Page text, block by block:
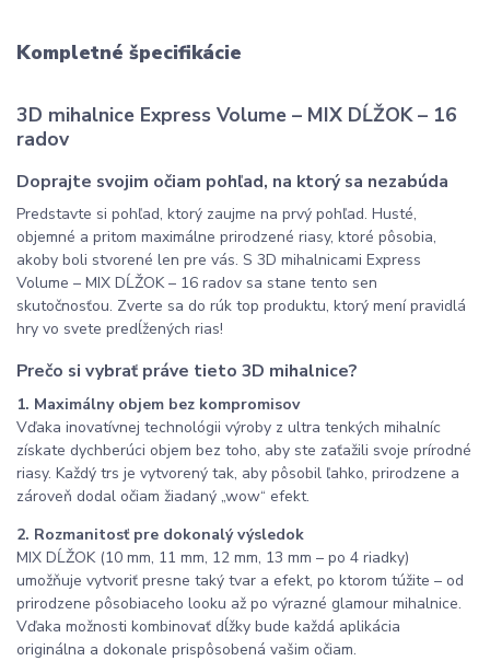
Kompletné špecifikácie
3D mihalnice Express Volume – MIX DĹŽOK – 16
radov
Doprajte svojim očiam pohľad, na ktorý sa nezabúda
Predstavte si pohľad, ktorý zaujme na prvý pohľad. Husté,
objemné a pritom maximálne prirodzené riasy, ktoré pôsobia,
akoby boli stvorené len pre vás. S 3D mihalnicami Express
Volume – MIX DĹŽOK – 16 radov sa stane tento sen
skutočnosťou. Zverte sa do rúk top produktu, ktorý mení pravidlá
hry vo svete predĺžených rias!
Prečo si vybrať práve tieto 3D mihalnice?
1. Maximálny objem bez kompromisov
Vďaka inovatívnej technológii výroby z ultra tenkých mihalníc
získate dychberúci objem bez toho, aby ste zaťažili svoje prírodné
riasy. Každý trs je vytvorený tak, aby pôsobil ľahko, prirodzene a
zároveň dodal očiam žiadaný „wow“ efekt.
2. Rozmanitosť pre dokonalý výsledok
MIX DĹŽOK (10 mm, 11 mm, 12 mm, 13 mm – po 4 riadky)
umožňuje vytvoriť presne taký tvar a efekt, po ktorom túžite – od
prirodzene pôsobiaceho looku až po výrazné glamour mihalnice.
Vďaka možnosti kombinovať dĺžky bude každá aplikácia
originálna a dokonale prispôsobená vašim očiam.